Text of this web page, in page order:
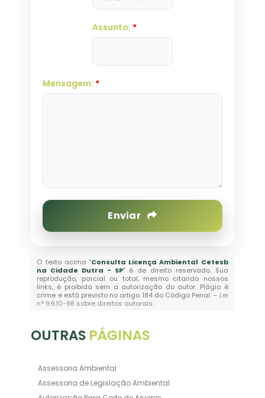
Assunto: *
Mensagem: *
Enviar
O texto acima "Consulta Licença Ambiental Cetesb
na Cidade Dutra - SP" é de direito reservado. Sua
reprodução, parcial ou total, mesmo citando nossos
links, é proibida sem a autorização do autor. Plágio é
crime e está previsto no artigo 184 do Código Penal. – Lei
n° 9.610-98 sobre direitos autorais.
OUTRAS PÁGINAS
Assessoria Ambiental
Assessoria de Legislação Ambiental